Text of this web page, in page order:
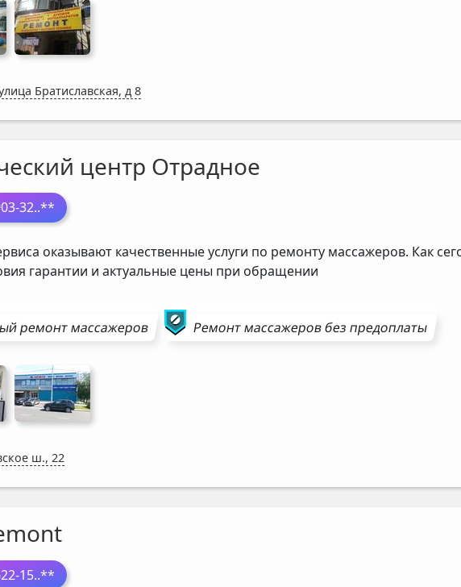
Братиславская, д 8
центр Отрадное
32..**
оказывают качественные услуги по ремонту массажеров. Как
гарантии и актуальные цены при обращении
ремонтмассажеров Ремонтмассажеровбез предоплаты
ш., 22
15..**